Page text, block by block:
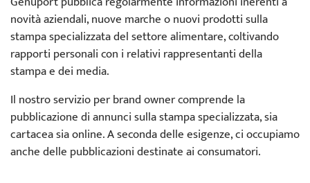
novità aziendali, nuove marche o nuovi prodotti sulla
stampa specializzata del settore alimentare, coltivando
rapporti personali con i relativi rappresentanti della
stampa e dei media.
Il nostro servizio per brand owner comprende la
pubblicazione di annunci sulla stampa specializzata, sia
cartacea sia online. A seconda delle esigenze, ci occupiamo
anche delle pubblicazioni destinate ai consumatori.